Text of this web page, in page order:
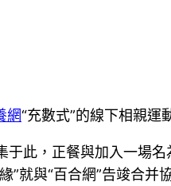
網“充數式”的線下相親運
此，正餐與加入一場名
就與“百合網”告竣合并